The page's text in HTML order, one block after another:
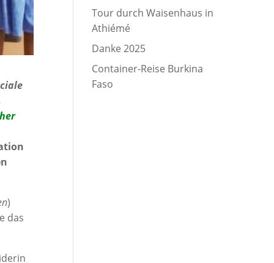
)
das
Tour durch Waisenhaus in
Athiémé
Danke 2025
Container-Reise Burkina
Faso